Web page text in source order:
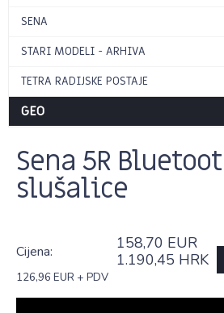
SENA
STARI MODELI - ARHIVA
TETRA RADIJSKE POSTAJE
GEO
Sena 5R
slušalice
Cijena:
158,70 EUR
1.190,45 HRK
126,96 EUR + PDV